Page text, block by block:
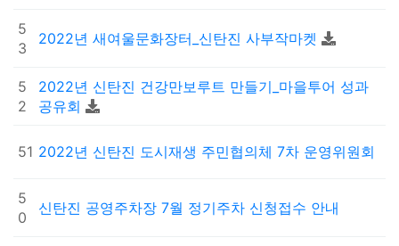
5
3
2022년 새여울문화장터_신탄진 사부작마켓
5
2
2022년 신탄진 건강만보루트 만들기_마을투어 성과
공유회
51 2022년 신탄진 도시재생 주민협의체 7차 운영위원회
5
0
신탄진 공영주차장 7월 정기주차 신청접수 안내